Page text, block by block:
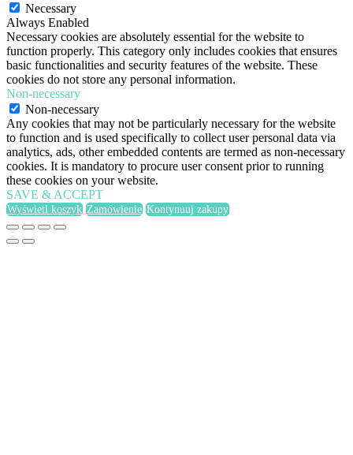
Necessary
Always Enabled
Necessary cookies are absolutely essential for the website to
function properly. This category only includes cookies that ensures
basic functionalities and security features of the website. These
cookies do not store any personal information.
Non-necessary
Non-necessary
Any cookies that may not be particularly necessary for the website
to function and is used specifically to collect user personal data via
analytics, ads, other embedded contents are termed as non-necessary
cookies. It is mandatory to procure user consent prior to running
these cookies on your website.
SAVE & ACCEPT
Wyświetl koszyk Zamówienie Kontynuuj zakupy